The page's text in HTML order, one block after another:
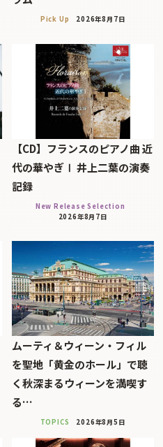
Pick Up 2026年8月7日
【CD】フランスのピアノ曲 近
代の華やぎⅠ 井上二葉の演奏
記録
New Release Selection
2026年8月7日
ムーティ＆ウィーン・フィル
を聖地「黄金のホール」で聴
く秋深まるウィーンを満喫す
る…
TOPICS 2026年8月5日